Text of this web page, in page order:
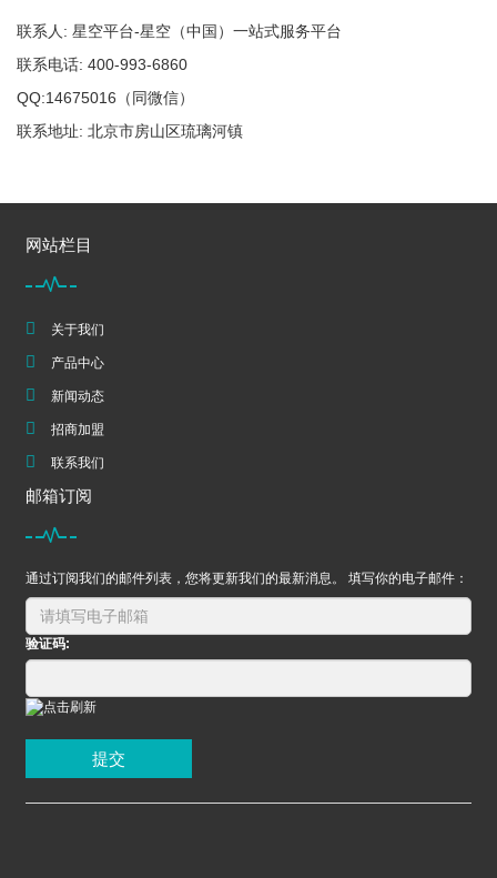
联系人: 星空平台-星空（中国）一站式服务平台
联系电话: 400-993-6860
QQ:14675016（同微信）
联系地址: 北京市房山区琉璃河镇
网站栏目
关于我们
产品中心
新闻动态
招商加盟
联系我们
邮箱订阅
通过订阅我们的邮件列表，您将更新我们的最新消息。 填写你的电子邮件：
验证码:
提交